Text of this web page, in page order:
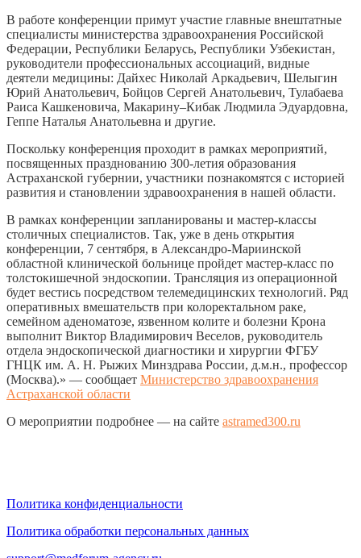
В работе конференции примут участие главные внештатные
специалисты министерства здравоохранения Российской
Федерации, Республики Беларусь, Республики Узбекистан,
руководители профессиональных ассоциаций, видные
деятели медицины: Дайхес Николай Аркадьевич, Шелыгин
Юрий Анатольевич, Бойцов Сергей Анатольевич, Тулабаева
Раиса Кашкеновича, Макарину–Кибак Людмила Эдуардовна,
Геппе Наталья Анатольевна и другие.
Поскольку конференция проходит в рамках мероприятий,
посвященных празднованию 300-летия образования
Астраханской губернии, участники познакомятся с историей
развития и становлении здравоохранения в нашей области.
В рамках конференции запланированы и мастер-классы
столичных специалистов. Так, уже в день открытия
конференции, 7 сентября, в Александро-Мариинской
областной клинической больнице пройдет мастер-класс по
толстокишечной эндоскопии. Трансляция из операционной
будет вестись посредством телемедицинских технологий. Ряд
оперативных вмешательств при колоректальном раке,
семейном аденоматозе, язвенном колите и болезни Крона
выполнит Виктор Владимирович Веселов, руководитель
отдела эндоскопической диагностики и хирургии ФГБУ
ГНЦК им. А. Н. Рыжих Минздрава России, д.м.н., профессор
(Москва).» — сообщает Министерство здравоохранения
Астраханской области
О мероприятии подробнее — на сайте astramed300.ru
Политика конфиденциальности
Политика обработки персональных данных